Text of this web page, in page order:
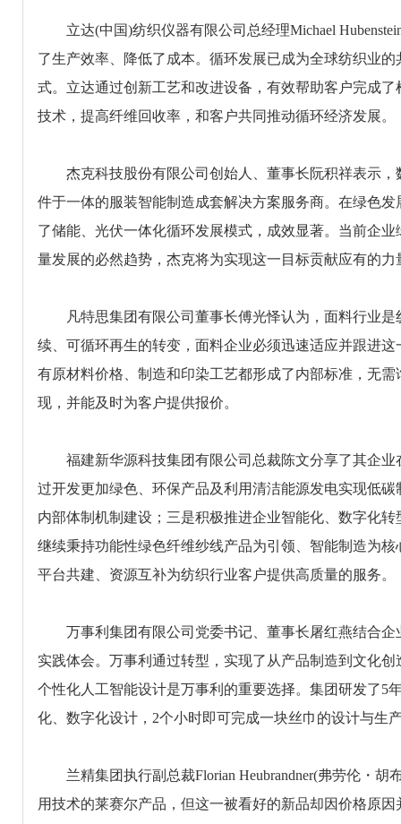
立达(中国)纺织仪器有限公司总经理Michael
了生产效率、降低了成本。循环发展已成为全球纺织业
式。立达通过创新工艺和改进设备，有效帮助客户完成
技术，提高纤维回收率，和客户共同推动循环经济发展。
杰克科技股份有限公司创始人、董事长阮积祥表示，
件于一体的服装智能制造成套解决方案服务商。在绿色
了储能、光伏一体化循环发展模式，成效显著。当前企
量发展的必然趋势，杰克将为实现这一目标贡献应有的力
凡特思集团有限公司董事长傅光怿认为，面料行业是
续、可循环再生的转变，面料企业必须迅速适应并跟进
有原材料价格、制造和印染工艺都形成了内部标准，无
现，并能及时为客户提供报价。
福建新华源科技集团有限公司总裁陈文分享了其企业
过开发更加绿色、环保产品及利用清洁能源发电实现低
内部体制机制建设；三是积极推进企业智能化、数字化
继续秉持功能性绿色纤维纱线产品为引领、智能制造为
平台共建、资源互补为纺织行业客户提供高质量的服务。
万事利集团有限公司党委书记、董事长屠红燕结合企
实践体会。万事利通过转型，实现了从产品制造到文化
个性化人工智能设计是万事利的重要选择。集团研发了5
化、数字化设计，2个小时即可完成一块丝巾的设计与生
兰精集团执行副总裁Florian Heubrandner(弗劳伦・胡
用技术的莱赛尔产品，但这一被看好的新品却因价格原